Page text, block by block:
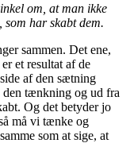
om, at man ikke
som har skabt dem.
sammen. Det ene,
et resultat af de
af den sætning
den tænkning og ud fra
Og det betyder jo
må vi tænke og
som at sige, at